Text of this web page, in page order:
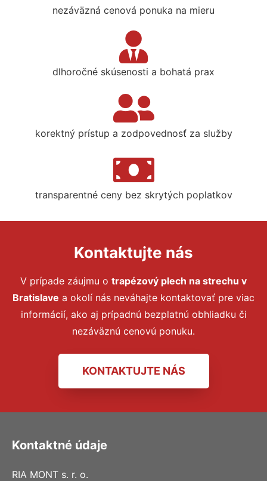
nezáväzná cenová ponuka na mieru
dlhoročné skúsenosti a bohatá prax
korektný prístup a zodpovednosť za služby
transparentné ceny bez skrytých poplatkov
Kontaktujte nás
V prípade záujmu o trapézový plech na strechu v
Bratislave a okolí nás neváhajte kontaktovať pre viac
informácií, ako aj prípadnú bezplatnú obhliadku či
nezáväznú cenovú ponuku.
KONTAKTUJTE NÁS
Kontaktné údaje
RIA MONT s. r. o.